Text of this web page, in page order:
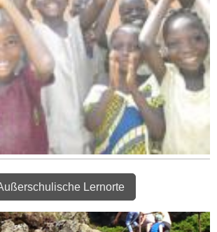
Lernorte